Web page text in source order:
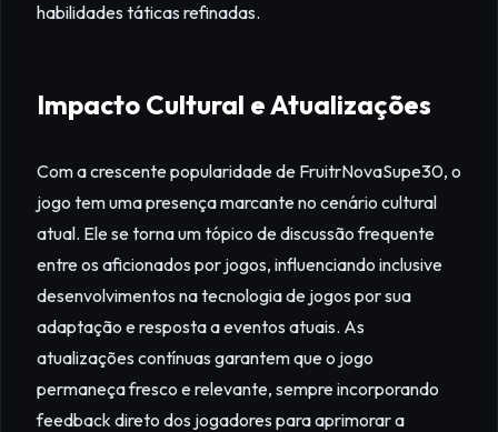
habilidades táticas refinadas.
Impacto Cultural e Atualizações
Com a crescente popularidade de FruitrNovaSupe30, o
jogo tem uma presença marcante no cenário cultural
atual. Ele se torna um tópico de discussão frequente
entre os aficionados por jogos, influenciando inclusive
desenvolvimentos na tecnologia de jogos por sua
adaptação e resposta a eventos atuais. As
atualizações contínuas garantem que o jogo
permaneça fresco e relevante, sempre incorporando
feedback direto dos jogadores para aprimorar a